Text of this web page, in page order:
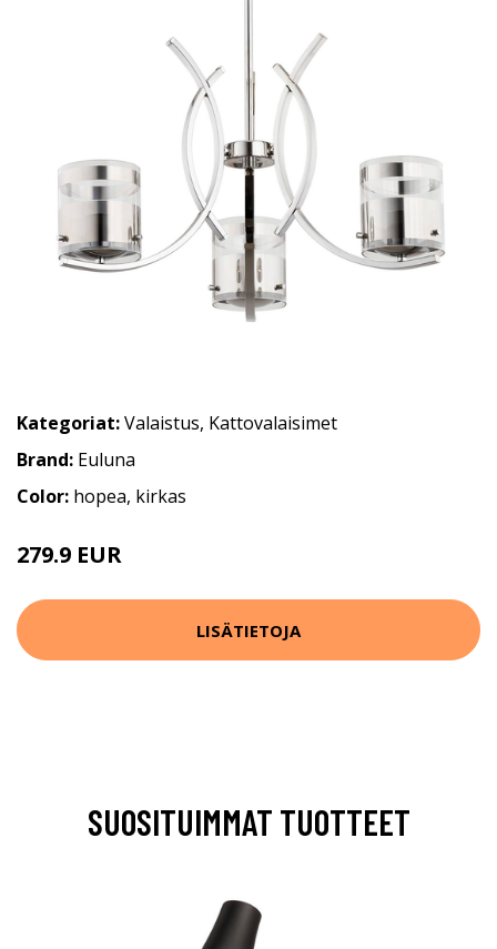
Kategoriat:Valaistus, Kattovalaisimet
Brand: Euluna
Color: hopea, kirkas
279.9 EUR
LISÄTIETOJA
SUOSITUIMMAT TUOTTEET